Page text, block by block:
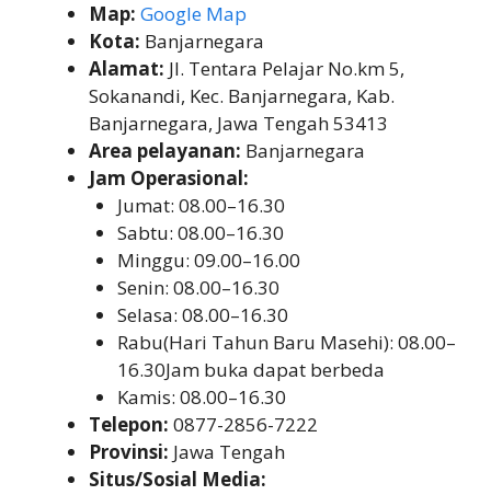
Map: Google Map
Kota: Banjarnegara
Alamat: Jl. Tentara Pelajar No.km 5,
Sokanandi, Kec. Banjarnegara, Kab.
Banjarnegara, Jawa Tengah 53413
Area pelayanan: Banjarnegara
Jam Operasional:
Jumat: 08.00–16.30
Sabtu: 08.00–16.30
Minggu: 09.00–16.00
Senin: 08.00–16.30
Selasa: 08.00–16.30
Rabu(Hari Tahun Baru Masehi): 08.00–
16.30Jam buka dapat berbeda
Kamis: 08.00–16.30
Telepon: 0877-2856-7222
Provinsi: Jawa Tengah
Situs/Sosial Media: